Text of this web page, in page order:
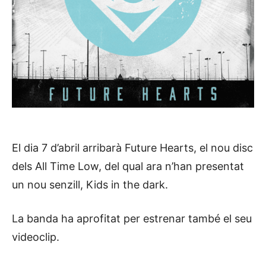
El dia 7 d’abril arribarà Future Hearts, el nou disc
dels All Time Low, del qual ara n’han presentat
un nou senzill, Kids in the dark.
La banda ha aprofitat per estrenar també el seu
videoclip.